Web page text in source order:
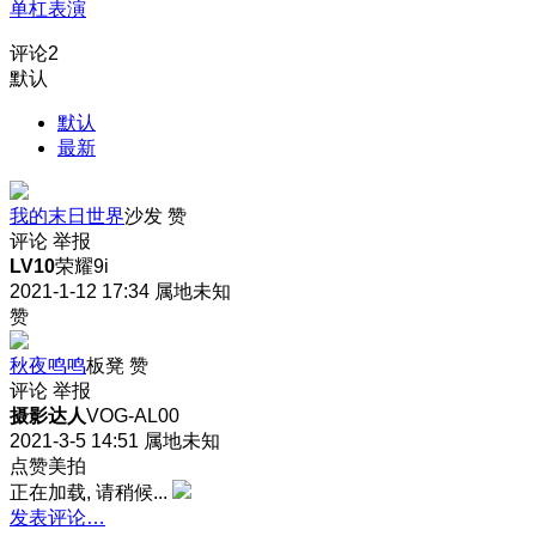
单杠表演
评论2
默认
默认
最新
我的末日世界沙发 赞
评论 举报
LV10荣耀9i
2021-1-12 17:34 属地未知
赞
秋夜鸣鸣板凳 赞
评论 举报
摄影达人VOG-AL00
2021-3-5 14:51 属地未知
点赞美拍
正在加载, 请稍候...
发表评论…